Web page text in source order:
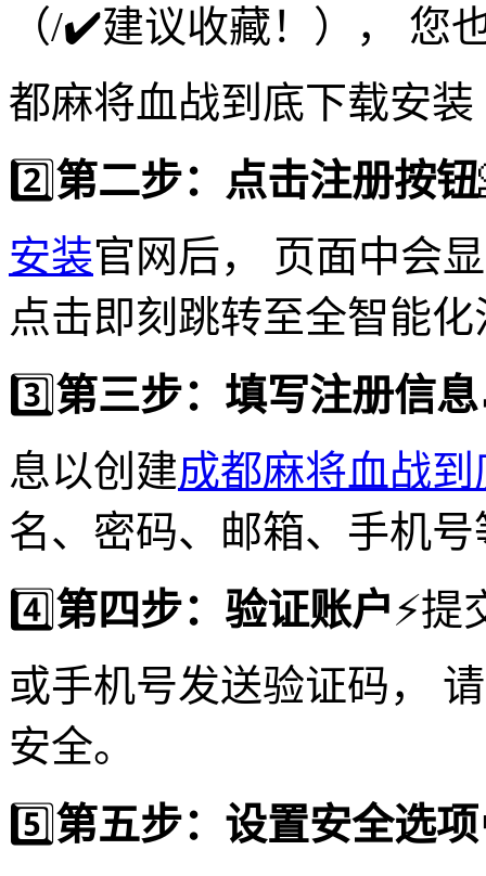
（/✔️建议收藏！）， 您
都麻将血战到底下载安
2️⃣第二步：点击注册按钮
安装官网后， 页面中会
点击即刻跳转至全智能
3️⃣第三步：填写注册信息
息以创建成都麻将血战
名、密码、邮箱、手机
4️⃣第四步：验证账户⚡️
或手机号发送验证码，
安全。
5️⃣第五步：设置安全选项